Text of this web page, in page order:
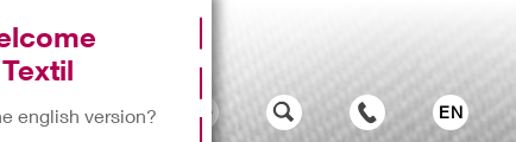
EN
english version?